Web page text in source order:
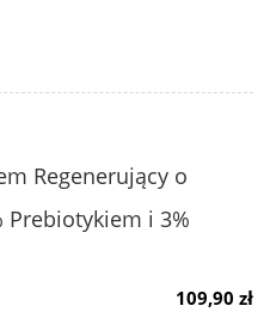
Regenerujący o
Prebiotykiem i 3%
109,90 zł